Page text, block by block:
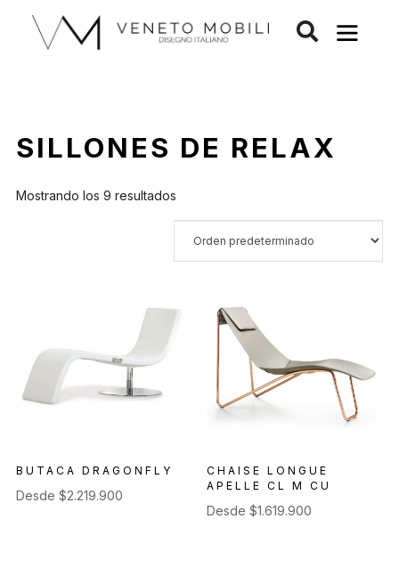
contenido
SILLONES DE RELAX
Mostrando los 9 resultados
BUTACA DRAGONFLY
Desde $2.219.900
CHAISE LONGUE
APELLE CL M CU
Desde$1.619.900